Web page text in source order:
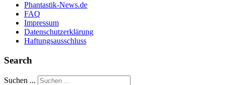
Phantastik-News.de
FAQ
Impressum
Datenschutzerklärung
Haftungsausschluss
Search
Suchen ...